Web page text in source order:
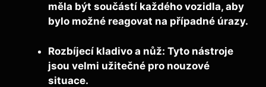
měla být součástí každého vozidla, aby
bylo možné reagovat na případné úrazy.
Rozbíjecí kladivo a nůž: Tyto nástroje
jsou velmi užitečné pro nouzové
situace.